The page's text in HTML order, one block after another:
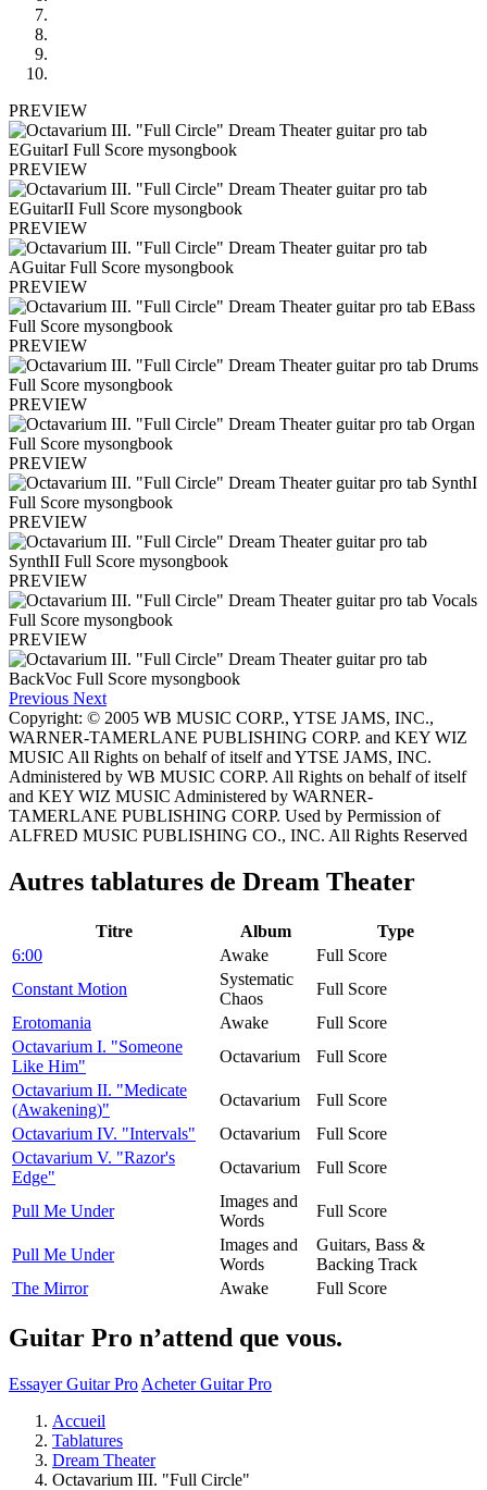
PREVIEW
PREVIEW
PREVIEW
PREVIEW
PREVIEW
PREVIEW
PREVIEW
PREVIEW
PREVIEW
PREVIEW
Previous Next
Copyright: © 2005 WB MUSIC CORP., YTSE JAMS, INC.,
WARNER-TAMERLANE PUBLISHING CORP. and KEY WIZ
MUSIC All Rights on behalf of itself and YTSE JAMS, INC.
Administered by WB MUSIC CORP. All Rights on behalf of itself
and KEY WIZ MUSIC Administered by WARNER-
TAMERLANE PUBLISHING CORP. Used by Permission of
ALFRED MUSIC PUBLISHING CO., INC. All Rights Reserved
Autres tablatures de Dream Theater
Titre Album
Type
6:00
Awake
Full Score
Constant Motion
Systematic
Chaos
Full Score
Erotomania
Awake
Full Score
Octavarium I. "Someone
Like Him"
Octavarium
Full Score
Octavarium II. "Medicate
(Awakening)"
Octavarium
Full Score
Octavarium IV. "Intervals"
Octavarium
Full Score
Octavarium V. "Razor's
Edge"
Octavarium Full Score
Pull Me Under
Images and
Words
Full Score
Pull Me Under
Images and
Words
Guitars, Bass &
Backing Track
The Mirror
Awake Full Score
Guitar Pro n’attend que vous.
Essayer Guitar Pro Acheter Guitar Pro
Accueil
Tablatures
Dream Theater
Octavarium III. "Full Circle"